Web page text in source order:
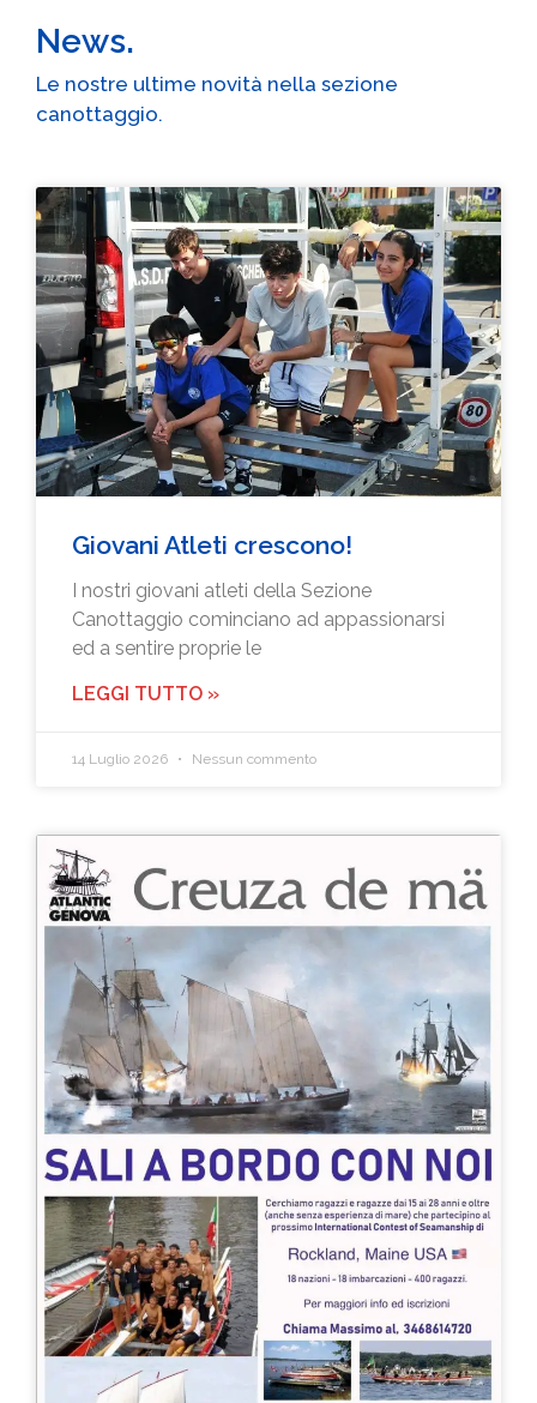
News.
Le nostre ultime novità nella sezione
canottaggio.
Giovani Atleti crescono!
I nostri giovani atleti della Sezione
Canottaggio cominciano ad appassionarsi
ed a sentire proprie le
LEGGI TUTTO »
14 Luglio 2026 Nessun commento